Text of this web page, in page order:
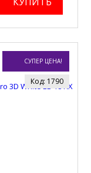
СУПЕР ЦЕНА!
Код: 1790